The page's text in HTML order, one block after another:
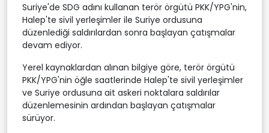
Suriye'de SDG adını kullanan terör örgütü PKK/YPG'nin,
Halep'te sivil yerleşimler ile Suriye ordusuna
düzenlediği saldırılardan sonra başlayan çatışmalar
devam ediyor.
Yerel kaynaklardan alınan bilgiye göre, terör örgütü
PKK/YPG'nin öğle saatlerinde Halep'te sivil yerleşimler
ve Suriye ordusuna ait askeri noktalara saldırılar
düzenlemesinin ardından başlayan çatışmalar
sürüyor.